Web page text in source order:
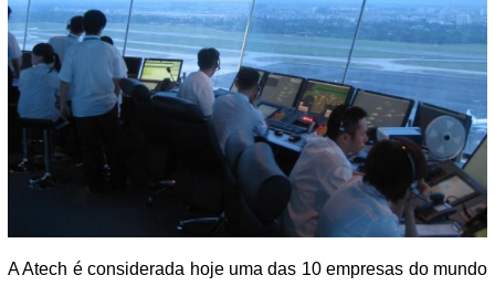
A Atech é considerada hoje uma das 10 empresas do mundo